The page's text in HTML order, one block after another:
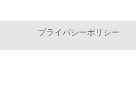
プライバシーポリシー